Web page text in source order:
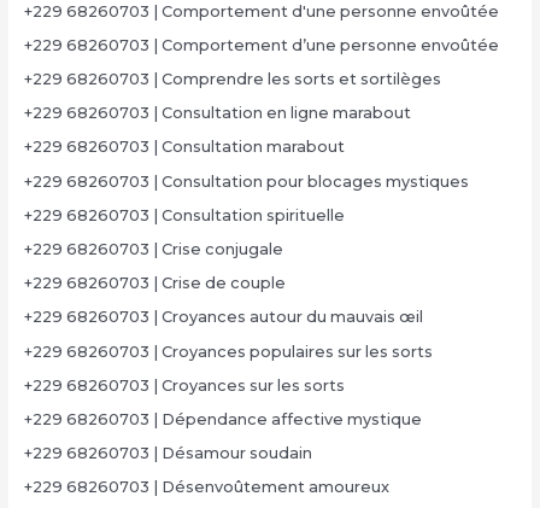
+229 68260703 | Comportement d'une personne envoûtée
+229 68260703 | Comportement d’une personne envoûtée
+229 68260703 | Comprendre les sorts et sortilèges
+229 68260703 | Consultation en ligne marabout
+229 68260703 | Consultation marabout
+229 68260703 | Consultation pour blocages mystiques
+229 68260703 | Consultation spirituelle
+229 68260703 | Crise conjugale
+229 68260703 | Crise de couple
+229 68260703 | Croyances autour du mauvais œil
+229 68260703 | Croyances populaires sur les sorts
+229 68260703 | Croyances sur les sorts
+229 68260703 | Dépendance affective mystique
+229 68260703 | Désamour soudain
+229 68260703 | Désenvoûtement amoureux